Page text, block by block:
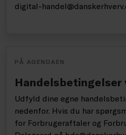
digital-
PÅ AGENDAEN
Udfyld dine egne
nedenfor. Hvis du har
for Forbrugeraftaler og